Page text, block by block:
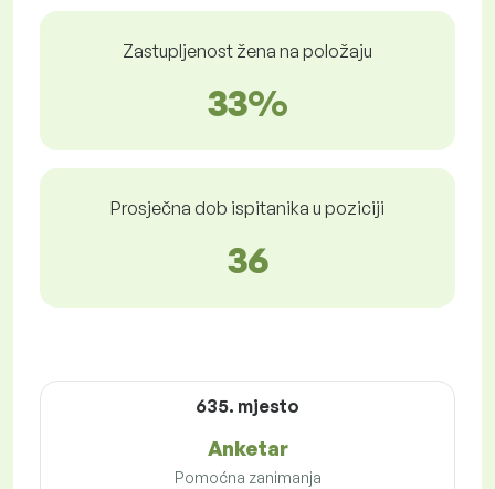
Zastupljenost žena na položaju
33%
Prosječna dob ispitanika u poziciji
36
635. mjesto
Anketar
Pomoćna zanimanja